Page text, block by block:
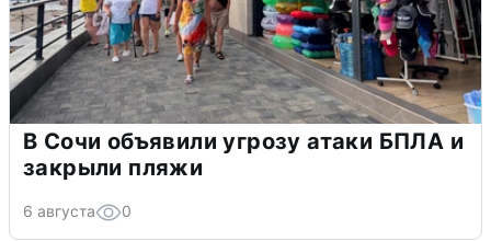
В Сочи объявили угрозу атаки БПЛА и
закрыли пляжи
6 августа 0